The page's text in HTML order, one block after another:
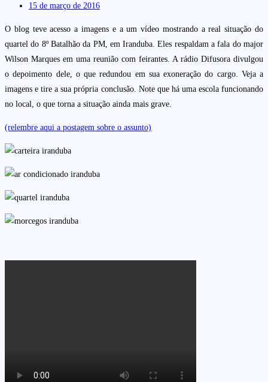
15 de março de 2016
O blog teve acesso a imagens e a um vídeo mostrando a real situação do
quartel do 8º Batalhão da PM, em Iranduba. Eles respaldam a fala do major
Wilson Marques em uma reunião com feirantes. A rádio Difusora divulgou
o depoimento dele, o que redundou em sua exoneração do cargo. Veja a
imagens e tire a sua própria conclusão. Note que há uma escola funcionando
no local, o que torna a situação ainda mais grave.
(relembre aqui a postagem sobre o assunto)